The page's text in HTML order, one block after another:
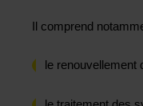
Il comprend
le renouvellement